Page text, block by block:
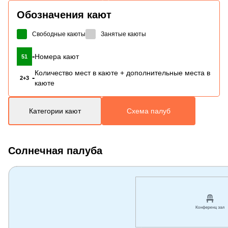
Обозначения кают
Свободные каюты Занятые каюты
51 -Номера кают
2+3 -
Количество мест в каюте + дополнительные места в
каюте
Категории кают Схема палуб
Солнечная палуба